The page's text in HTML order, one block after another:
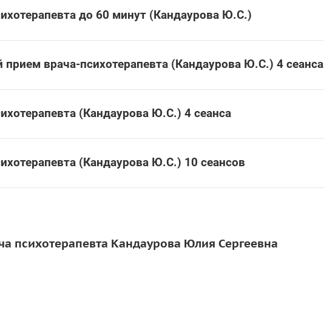
до 60 минут (Кандаурова Ю.С.)
врача-психотерапевта (Кандаурова Ю.С.) 4 сеанса
(Кандаурова Ю.С.) 4 сеанса
(Кандаурова Ю.С.) 10 сеансов
психотерапевта Кандаурова Юлия Сергеевна